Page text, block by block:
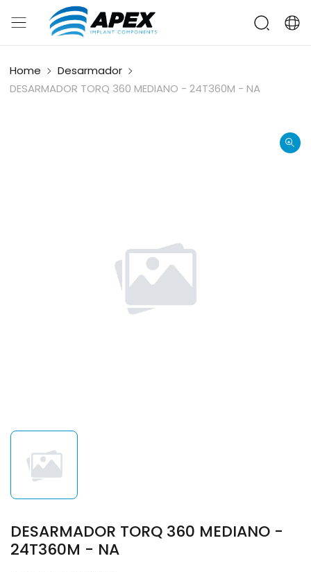
Home
Desarmador
DESARMADOR TORQ 360 MEDIANO - 24T360M - NA
DESARMADOR TORQ 360 MEDIANO -
24T360M - NA